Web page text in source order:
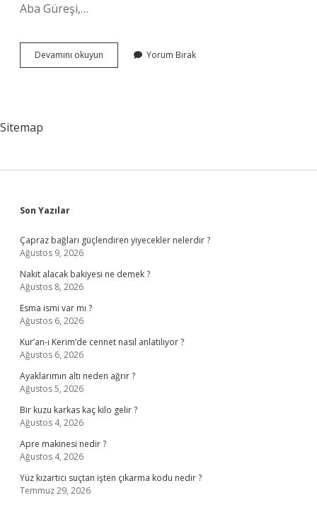
Aba Güreşi,…
Devamını okuyun
Güreşi
Yorum Bırak
Sitemap
Sidebar
Son Yazılar
Çapraz bağları güçlendiren yiyecekler nelerdir ?
Ağustos 9, 2026
Nakit alacak bakiyesi ne demek ?
Ağustos 8, 2026
Esma ismi var mı ?
Ağustos 6, 2026
Kur’an-ı Kerim’de cennet nasıl anlatılıyor ?
Ağustos 6, 2026
Ayaklarımın altı neden ağrır ?
Ağustos 5, 2026
Bir kuzu karkas kaç kilo gelir ?
Ağustos 4, 2026
Apre makinesi nedir ?
Ağustos 4, 2026
Yüz kızartıcı suçtan işten çıkarma kodu nedir ?
Temmuz 29, 2026